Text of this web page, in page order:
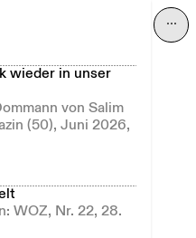
⋯
wieder in unser
von Salim
(50), Juni 2026,
WOZ, Nr. 22, 28.